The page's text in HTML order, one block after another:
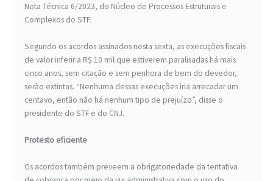
Nota Técnica 6/2023, do Núcleo de Processos Estruturais e
Complexos do STF.
Segundo os acordos assinados nesta sexta, as execuções fiscais
de valor inferir a R$ 10 mil que estiverem paralisadas há mais
cinco anos, sem citação e sem penhora de bem do devedor,
serão extintas. “Nenhuma dessas execuções iria arrecadar um
centavo, então não há nenhum tipo de prejuízo”, disse o
presidente do STF e do CNJ.
Protesto eficiente
Os acordos também preveem a obrigatoriedade da tentativa